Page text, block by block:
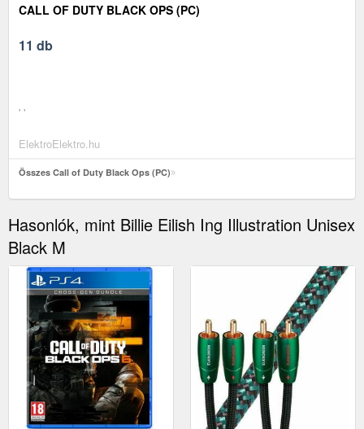
CALL OF DUTY BLACK OPS (PC)
11 db
' '
ElektroElektro.hu
Összes Call of Duty Black Ops (PC)
Hasonlók, mint Billie Eilish Ing Illustration Unisex
Black M